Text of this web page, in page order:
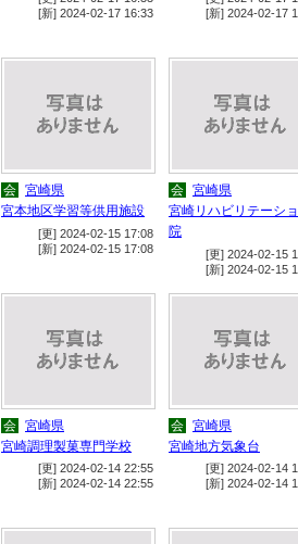
[新] 2024-02-17 16:33
[新] 2024-02-17
会 宮崎県
宮本地区学習等供用施設
[更] 2024-02-15 17:08
[新] 2024-02-15 17:08
会 宮崎県
宮崎リハビリテーシ
院
[更] 2024-02-15
[新] 2024-02-15
会 宮崎県
宮崎調理製菓専門学校
[更] 2024-02-14 22:55
[新] 2024-02-14 22:55
会 宮崎県
宮崎地方気象台
[更] 2024-02-14
[新] 2024-02-14